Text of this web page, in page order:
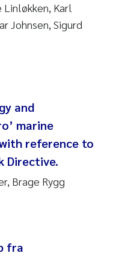
Linløkken, Karl
Johnsen, Sigurd
and
marine
reference to
Directive.
Brage Rygg
fra